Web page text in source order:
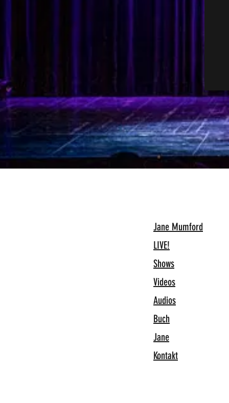
Jane Mumford
LIVE!
Shows
Videos
Audios
Buch
Jane
Kontakt